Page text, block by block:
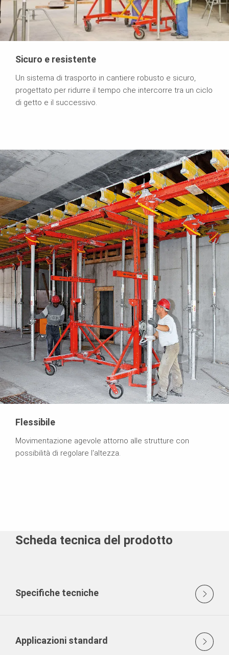
Sicuro e resistente
Un sistema di trasporto in cantiere robusto e sicuro,
progettato per ridurre il tempo che intercorre tra un ciclo
di getto e il successivo.
Flessibile
Movimentazione agevole attorno alle strutture con
possibilità di regolare l'altezza.
Scheda tecnica del prodotto
Specifiche tecniche
Applicazioni standard